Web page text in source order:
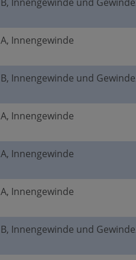
A, Innengewinde
B, Innengewinde und
A, Innengewinde
A, Innengewinde
A, Innengewinde
B, Innengewinde und